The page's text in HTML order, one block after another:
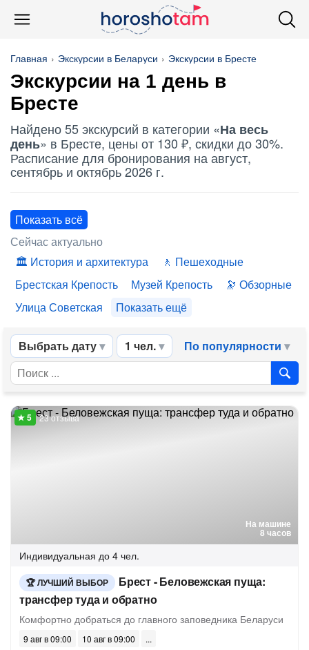
Главная Экскурсии в Беларуси Экскурсии в Бресте
Экскурсии на 1 день в
Бресте
Найдено 55 экскурсий в категории «На весь
день» в Бресте, цены от 130 ₽, скидки до 30%.
Расписание для бронирования на август,
сентябрь и октябрь 2026 г.
Показать всё
Сейчас актуально
История и архитектура
Пешеходные
Брестская Крепость
Музей Крепость
Обзорные
Улица Советская
Показать ещё
Выбрать дату 1 чел. По популярности
На машине
8 часов
23 отзыва
Индивидуальная до 4 чел.
ЛУЧШИЙ ВЫБОР
Брест - Беловежская пуща:
трансфер туда и обратно
Комфортно добраться до главного заповедника Беларуси
9 авг в 09:00
10 авг в 09:00